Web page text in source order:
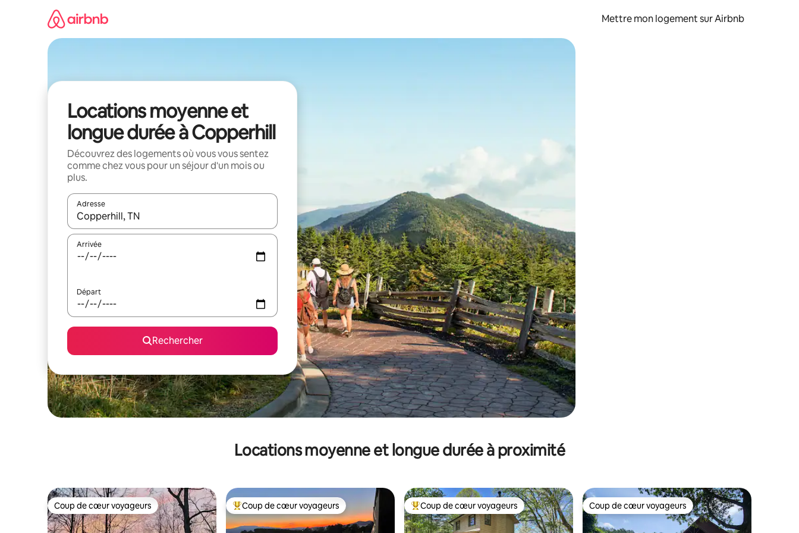
Mettre mon logement sur Airbnb
Locations moyenne et
longue durée à Copperhill
Découvrez des logements où vous vous sentez
comme chez vous pour un séjour d'un mois ou
plus.
Adresse
Lorsque les résultats s'affichent, utilisez les flèches vers le haut et vers le bas pour les parcourir ou en appuyant et en faisant glisser.
Arrivée
Départ
Rechercher
Locations moyenne et longue durée à proximité
Coup de cœur voyageurs
Coup de cœur voyageurs Coups de cœur voyageurs les plus appréciés
Coup de cœur voyageurs Coups de cœur voyageurs les plus appréciés
Coup de cœur voyageurs Coup de cœur voyageurs
Coup de cœur voyageurs